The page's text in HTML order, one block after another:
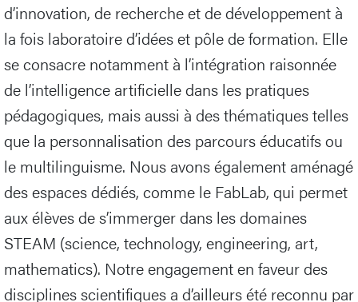
d’innovation, de recherche et de développement à
la fois laboratoire d’idées et pôle de formation. Elle
se consacre notamment à l’intégration raisonnée
de l’intelligence artificielle dans les pratiques
pédagogiques, mais aussi à des thématiques telles
que la personnalisation des parcours éducatifs ou
le multilinguisme. Nous avons également aménagé
des espaces dédiés, comme le FabLab, qui permet
aux élèves de s’immerger dans les domaines
STEAM (science, technology, engineering, art,
mathematics). Notre engagement en faveur des
disciplines scientifiques a d’ailleurs été reconnu par